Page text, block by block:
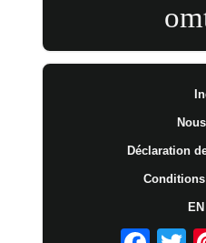
Déclaration
EN